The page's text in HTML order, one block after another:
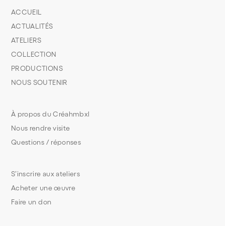
S’inscrire aux ateliers
Acheter une œuvre
Faire un don
À propos du Créahmbxl
Nous rendre visite
Questions / réponses
ACCUEIL
ACTUALITÉS
ATELIERS
COLLECTION
PRODUCTIONS
NOUS SOUTENIR